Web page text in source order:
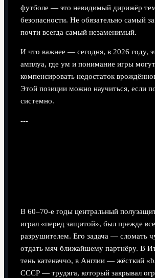
футболе — это невидимый дирижёр
безопасности. Не обязательно самый
почти всегда самый незаменимый.
И что важнее — сегодня, в 2026 году,
амплуа, где ум и понимание игры могут
компенсировать недостаток
Этой позиции можно научиться, если
системно.
---
В 60–70‑е годы центральный
играл «перед защитой», был прежде
разрушителем. Его задача — сломать
отдать мяч ближайшему партнёру. В
тень катеначчо, в Англии — жёсткий
СССР — трудяга, который закрывал